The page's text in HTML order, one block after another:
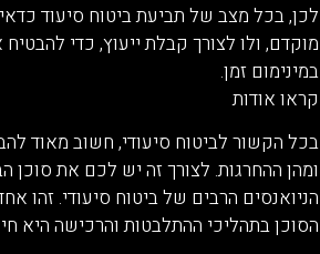
לכן, בכל מצב של תביעת ביטוח סיעוד
מוקדם, ולו לצורך קבלת ייעוץ, כדי
במינימום זמן.
קראו אודות
בכל הקשור לביטוח סיעודי, חשוב מאוד
ומהן ההחרגות. לצורך זה יש לכם את סוכן
הניואנסים הרבים של ביטוח סיעודי. זהו
הסוכן בתהליכי ההתלבטות והרכישה היא